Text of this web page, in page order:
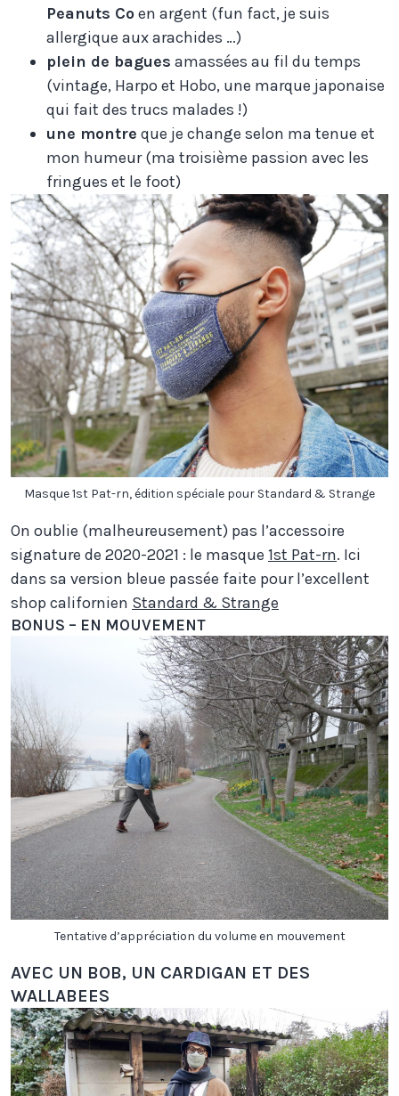
Peanuts Coen argent (fun fact, je suis
allergique aux arachides …)
plein de bagues amassées au fil du temps
(vintage, Harpo et Hobo, une marque japonaise
qui fait des trucs malades !)
une montre que je change selon ma tenue et
mon humeur (ma troisième passion avec les
fringues et le foot)
Masque 1st Pat-rn, édition spéciale pour Standard & Strange
On oublie (malheureusement) pas l’accessoire
signature de 2020-2021 : le masque 1st Pat-rn. Ici
dans sa version bleue passée faite pour l’excellent
shop californien Standard & Strange
BONUS – EN MOUVEMENT
Tentative d’appréciation du volume en mouvement
AVEC UN BOB, UN CARDIGAN ET DES
WALLABEES